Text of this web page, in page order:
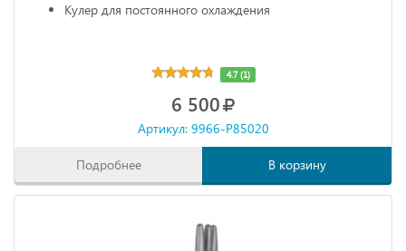
Кулер для постоянного охлаждения
4.7 (1)
6 500
Артикул: 9966-P85020
Подробнее В корзину